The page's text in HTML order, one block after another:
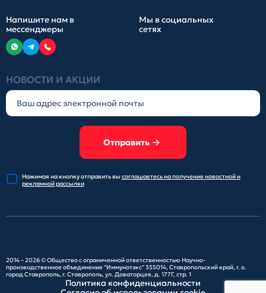
НОВОСТИ И АКЦИИ
Отправить
Нажимая на кнопку отправитьвы соглашаетесь на получениеновостной и
рекламной рассылки
Напишите нам в
мессенджеры
Мы в социальных
сетях
2014 – 2026 ©Общество с ограниченной ответственностью Научно-
производственное объединение "Иммунотэкс"355014, Ставропольский край, г. о.
город Ставрополь, г. Ставрополь, ул. Доваторцев, д. 177Г, стр. 1
Политика конфиденциальности